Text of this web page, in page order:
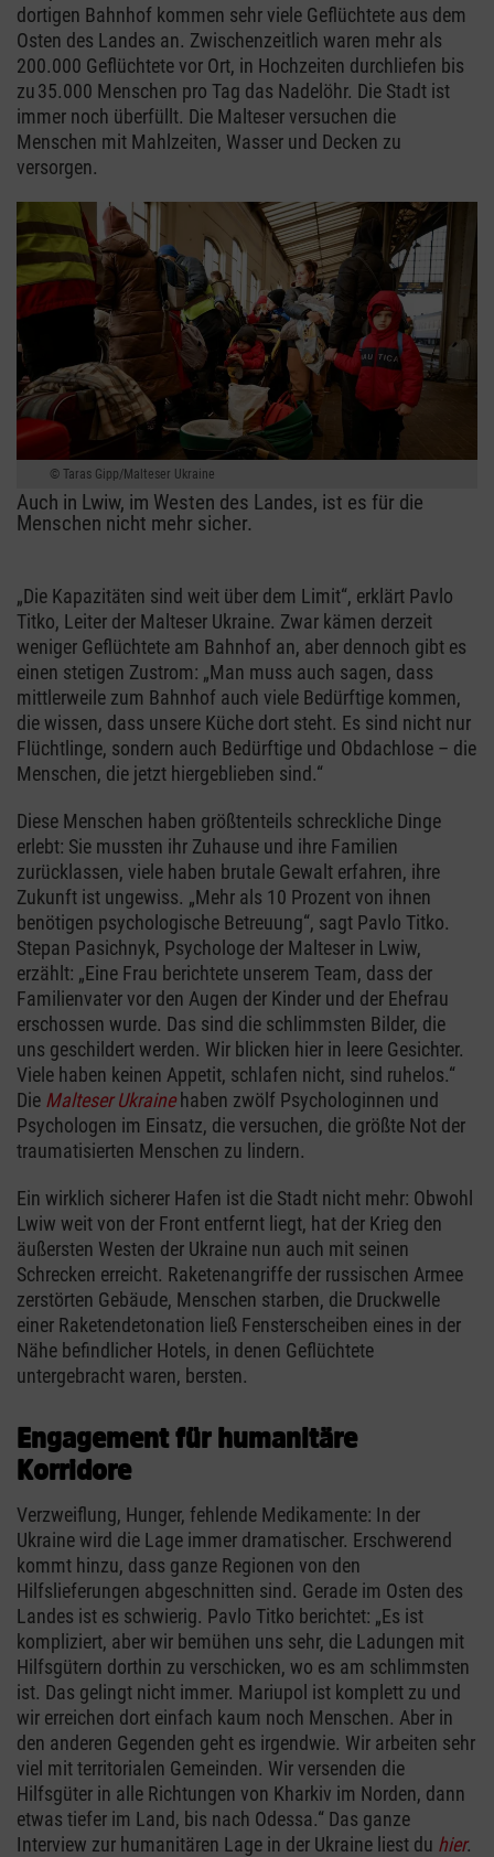
dortigen Bahnhof kommen sehr viele Geflüchtete aus dem
Osten des Landes an. Zwischenzeitlich waren mehr als
200.000 Geflüchtete vor Ort, in Hochzeiten durchliefen bis
zu 35.000 Menschen pro Tag das Nadelöhr. Die Stadt ist
immer noch überfüllt. Die Malteser versuchen die
Menschen mit Mahlzeiten, Wasser und Decken zu
versorgen.
Taras Gipp/Malteser Ukraine
Auch in Lwiw, im Westen des Landes, ist es für die
Menschen nicht mehr sicher.
„Die Kapazitäten sind weit über dem Limit“, erklärt Pavlo
Titko, Leiter der Malteser Ukraine. Zwar kämen derzeit
weniger Geflüchtete am Bahnhof an, aber dennoch gibt es
einen stetigen Zustrom: „Man muss auch sagen, dass
mittlerweile zum Bahnhof auch viele Bedürftige kommen,
die wissen, dass unsere Küche dort steht. Es sind nicht nur
Flüchtlinge, sondern auch Bedürftige und Obdachlose – die
Menschen, die jetzt hiergeblieben sind.“
Diese Menschen haben größtenteils schreckliche Dinge
erlebt: Sie mussten ihr Zuhause und ihre Familien
zurücklassen, viele haben brutale Gewalt erfahren, ihre
Zukunft ist ungewiss. „Mehr als 10 Prozent von ihnen
benötigen psychologische Betreuung“, sagt Pavlo Titko.
Stepan Pasichnyk, Psychologe der Malteser in Lwiw,
erzählt: „Eine Frau berichtete unserem Team, dass der
Familienvater vor den Augen der Kinder und der Ehefrau
erschossen wurde. Das sind die schlimmsten Bilder, die
uns geschildert werden. Wir blicken hier in leere Gesichter.
Viele haben keinen Appetit, schlafen nicht, sind ruhelos.“
Die Malteser Ukrainehaben zwölf Psychologinnen und
Psychologen im Einsatz, die versuchen, die größte Not der
traumatisierten Menschen zu lindern.
Ein wirklich sicherer Hafen ist die Stadt nicht mehr: Obwohl
Lwiw weit von der Front entfernt liegt, hat der Krieg den
äußersten Westen der Ukraine nun auch mit seinen
Schrecken erreicht. Raketenangriffe der russischen Armee
zerstörten Gebäude, Menschen starben, die Druckwelle
einer Raketendetonation ließ Fensterscheiben eines in der
Nähe befindlicher Hotels, in denen Geflüchtete
untergebracht waren, bersten.
Engagement für humanitäre
Korridore
Verzweiflung, Hunger, fehlende Medikamente: In der
Ukraine wird die Lage immer dramatischer. Erschwerend
kommt hinzu, dass ganze Regionen von den
Hilfslieferungen abgeschnitten sind. Gerade im Osten des
Landes ist es schwierig. Pavlo Titko berichtet: „Es ist
kompliziert, aber wir bemühen uns sehr, die Ladungen mit
Hilfsgütern dorthin zu verschicken, wo es am schlimmsten
ist. Das gelingt nicht immer. Mariupol ist komplett zu und
wir erreichen dort einfach kaum noch Menschen. Aber in
den anderen Gegenden geht es irgendwie. Wir arbeiten sehr
viel mit territorialen Gemeinden. Wir versenden die
Hilfsgüter in alle Richtungen von Kharkiv im Norden, dann
etwas tiefer im Land, bis nach Odessa.“ Das ganze
Interview zur humanitären Lage in der Ukraine liest du hier.